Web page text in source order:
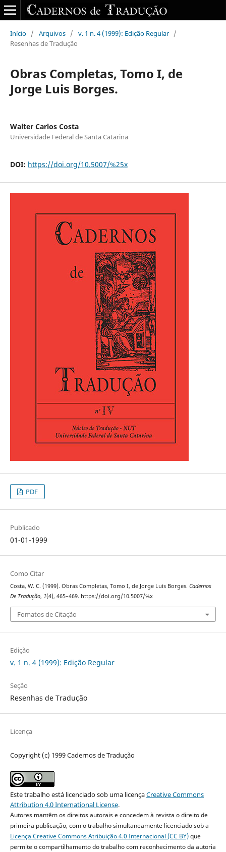
Início / Arquivos / v. 1 n. 4 (1999): Edição Regular /
Resenhas de Tradução
Obras Completas, Tomo I, de
Jorge Luis Borges.
Walter Carlos Costa
Universidade Federal de Santa Catarina
DOI: https://doi.org/10.5007/%25x
PDF
Publicado
01-01-1999
Como Citar
Costa, W. C. (1999). Obras Completas, Tomo I, de Jorge Luis Borges. Cadernos
De Tradução, 1(4), 465–469. https://doi.org/10.5007/%x
Fomatos de Citação
Edição
v. 1 n. 4 (1999): Edição Regular
Seção
Resenhas de Tradução
Licença
Copyright (c) 1999 Cadernos de Tradução
Este trabalho está licenciado sob uma licençaCreative Commons
Attribution 4.0 International License.
Autores mantêm os direitos autorais e concedem à revista o direito de
primeira publicação, com o trabalho simultaneamente licenciado sob a
Licença Creative Commons Atribuição 4.0 Internacional (CC BY)que
permite o compartilhamento do trabalho com reconhecimento da autoria